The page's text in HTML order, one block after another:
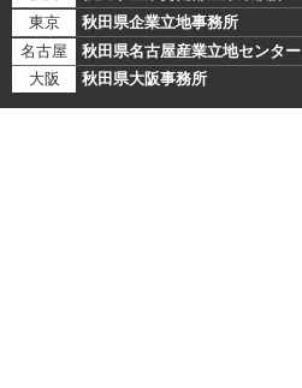
東京
秋田県企業立地事務所
名古屋
秋田県名古屋産業立地センター
大阪
秋田県大阪事務所